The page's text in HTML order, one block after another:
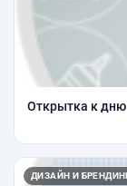
Открытка к дню
ДИЗАЙН И